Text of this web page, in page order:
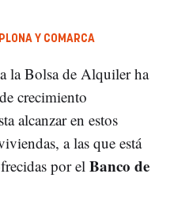
Y COMARCA
la Bolsa de Alquiler ha
crecimiento
alcanzar en estos
a las que está
por el Banco de